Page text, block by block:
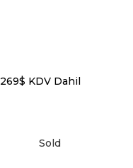
269$ KDV Dahil
Sold